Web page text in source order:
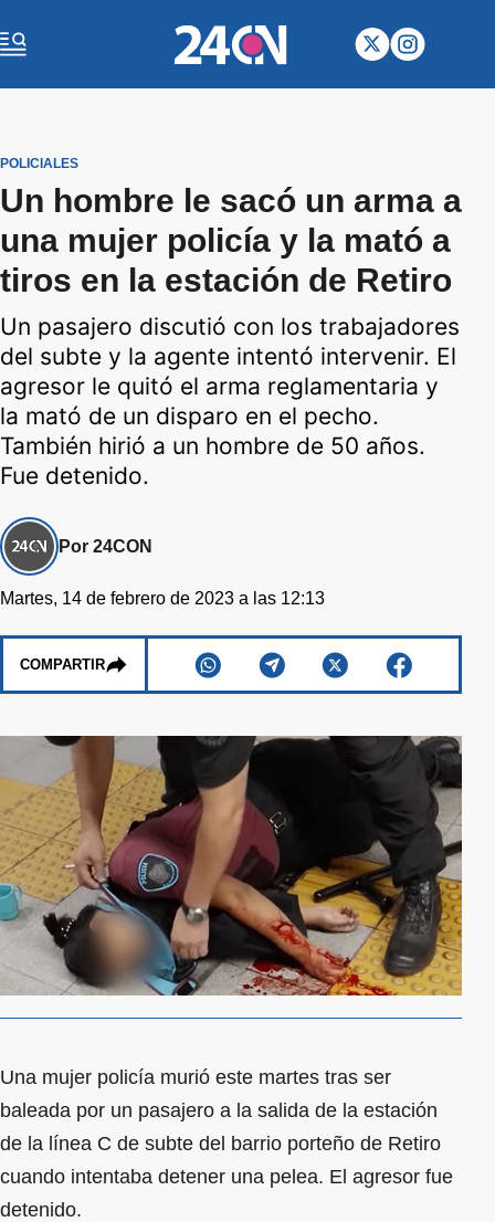
POLICIALES
Un hombre le sacó un arma a
una mujer policía y la mató a
tiros en la estación de Retiro
Un pasajero discutió con los trabajadores
del subte y la agente intentó intervenir. El
agresor le quitó el arma reglamentaria y
la mató de un disparo en el pecho.
También hirió a un hombre de 50 años.
Fue detenido.
Por 24CON
Martes, 14 de febrero de 2023 a las 12:13
COMPARTIR
Una mujer policía murió este martes tras ser
baleada por un pasajero a la salida de la estación
de la línea C de subte del barrio porteño de Retiro
cuando intentaba detener una pelea. El agresor fue
detenido.